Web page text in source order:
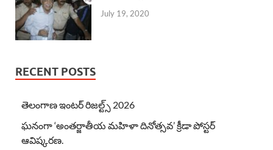
July 19, 2020
RECENT POSTS
తెలంగాణ ఇంటర్ రిజల్ట్స్ 2026
ఘనంగా ‘అంతర్జాతీయ మహిళా దినోత్సవ’ క్రీడా పోస్టర్
ఆవిష్కరణ.